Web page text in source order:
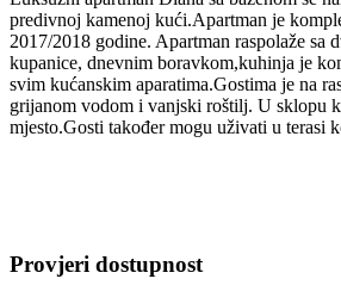
predivnoj kamenoj kući.Apartman je
2017/2018 godine. Apartman raspolaže sa
kupanice, dnevnim boravkom,kuhinja je
svim kućanskim aparatima.Gostima je na
grijanom vodom i vanjski roštilj. U sklopu
mjesto.Gosti također mogu uživati u terasi
Provjeri dostupnost